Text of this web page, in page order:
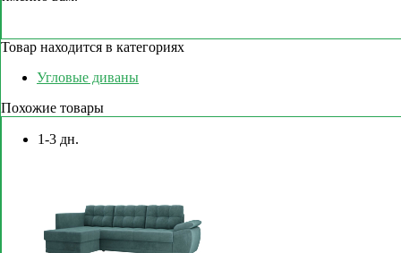
Товар находится в категориях
Угловые диваны
Похожие товары
1-3 дн.